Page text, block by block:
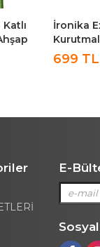
İronika
699 TL
E-